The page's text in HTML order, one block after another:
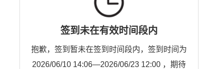
签到未在有效时间段内
抱歉，签到暂未在签到时间段内，签到时间为
2026/06/10 14:06—2026/06/23 12:00 ，期待